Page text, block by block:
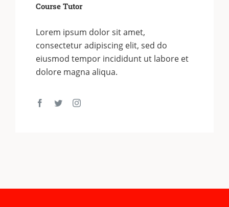
Course Tutor
Lorem ipsum dolor sit amet,
consectetur adipiscing elit, sed do
eiusmod tempor incididunt ut labore et
dolore magna aliqua.